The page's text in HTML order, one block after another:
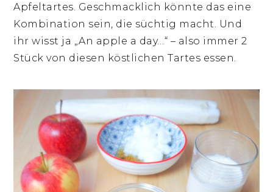
Apfeltartes. Geschmacklich könnte das eine
Kombination sein, die süchtig macht. Und
ihr wisst ja „An apple a day…“ – also immer 2
Stück von diesen köstlichen Tartes essen.